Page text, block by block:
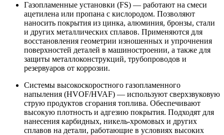
Газопламенные установки (FS) — работают на смеси
ацетилена или пропана с кислородом. Позволяют
наносить покрытия из цинка, алюминия, бронзы, стали
и других металлических сплавов. Применяются для
восстановления геометрии изношенных и упрочнения
поверхностей деталей в машиностроении, а также для
защиты металлоконструкций, трубопроводов и
резервуаров от коррозии.
Системы высокоскоростного газопламенного
напыления (HVOF/HVAF) — используют сверхзвуковую
струю продуктов сгорания топлива. Обеспечивают
высокую плотность и адгезию покрытия. Подходят для
нанесения карбидных, никель-хромовых и других
сплавов на детали, работающие в условиях высоких